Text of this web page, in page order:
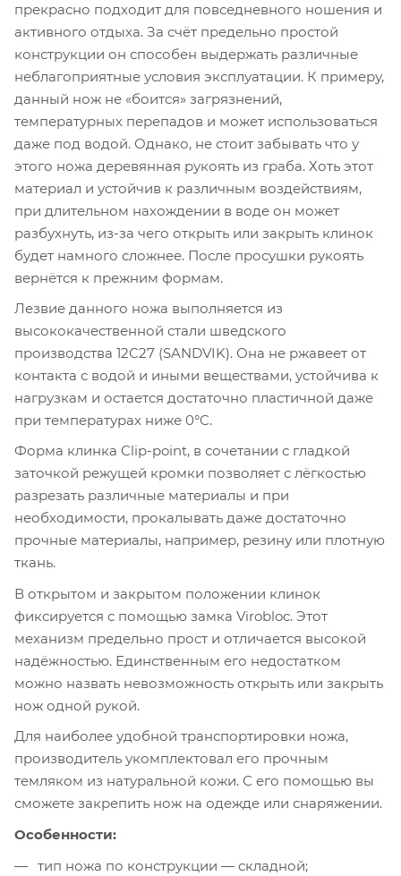
прекрасно подходит для повседневного ношения и
активного отдыха. За счёт предельно простой
конструкции он способен выдержать различные
неблагоприятные условия эксплуатации. К примеру,
данный нож не «боится» загрязнений,
температурных перепадов и может использоваться
даже под водой. Однако, не стоит забывать что у
этого ножа деревянная рукоять из граба. Хоть этот
материал и устойчив к различным воздействиям,
при длительном нахождении в воде он может
разбухнуть, из-за чего открыть или закрыть клинок
будет намного сложнее. После просушки рукоять
вернётся к прежним формам.
Лезвие данного ножа выполняется из
высококачественной стали шведского
производства 12С27 (SANDVIK). Она не ржавеет от
контакта с водой и иными веществами, устойчива к
нагрузкам и остается достаточно пластичной даже
при температурах ниже 0°C.
Форма клинка Clip-point, в сочетании с гладкой
заточкой режущей кромки позволяет с лёгкостью
разрезать различные материалы и при
необходимости, прокалывать даже достаточно
прочные материалы, например, резину или плотную
ткань.
В открытом и закрытом положении клинок
фиксируется с помощью замка Virobloc. Этот
механизм предельно прост и отличается высокой
надёжностью. Единственным его недостатком
можно назвать невозможность открыть или закрыть
нож одной рукой.
Для наиболее удобной транспортировки ножа,
производитель укомплектовал его прочным
темляком из натуральной кожи. С его помощью вы
сможете закрепить нож на одежде или снаряжении.
Особенности:
тип ножа по конструкции — складной;